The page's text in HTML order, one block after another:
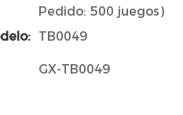
Pedido: 500 juegos)
TB0049
GX-TB0049